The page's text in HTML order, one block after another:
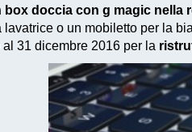
box doccia con g magic nella
o un mobiletto per la
31 dicembre 2016 per la